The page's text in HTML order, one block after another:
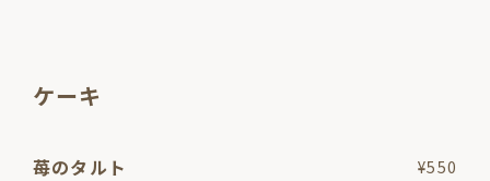
ケーキ
苺のタルト ¥550